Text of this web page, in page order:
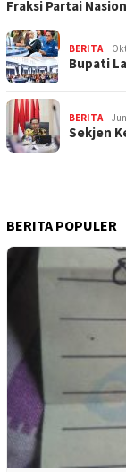
Fraksi Partai
BERITA
Bupati
BERITA
Sekjen
BERITA POPULER